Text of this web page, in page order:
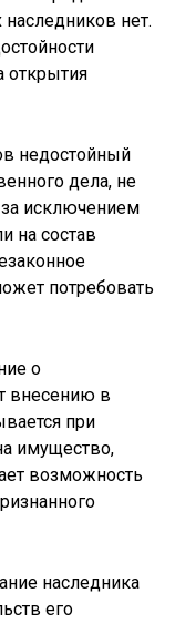
наследников нет.
открытия
недостойный
дела, не
за исключением
на состав
потребовать
о
внесению в
при
имущество,
возможность
наследника
его